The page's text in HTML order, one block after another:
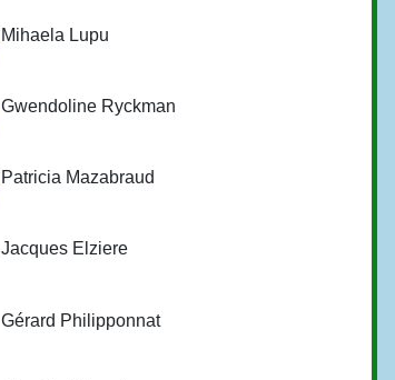
Mihaela Lupu
Gwendoline Ryckman
Patricia Mazabraud
Jacques Elziere
Gérard Philipponnat